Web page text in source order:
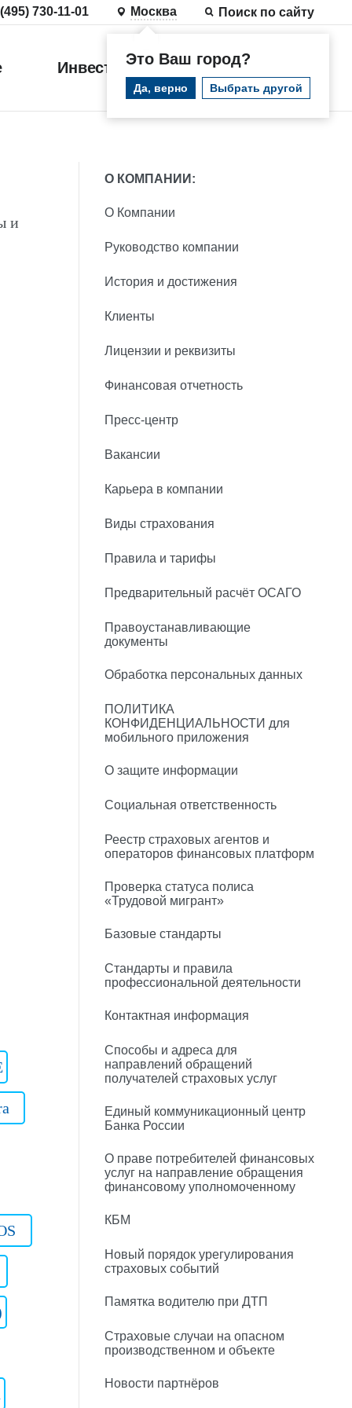
730-11-01 Москва
Это Ваш город?
Да, верно Выбрать другой
Поиск по сайту
Инвестиции
и
О КОМПАНИИ:
О Компании
Руководство компании
История и достижения
Клиенты
Лицензии и реквизиты
Финансовая отчетность
Пресс-центр
Вакансии
Карьера в компании
Виды страхования
Правила и тарифы
Предварительный расчёт ОСАГО
Правоустанавливающие
документы
Обработка персональных данных
ПОЛИТИКА
КОНФИДЕНЦИАЛЬНОСТИ для
мобильного приложения
О защите информации
Социальная ответственность
Реестр страховых агентов и
операторов финансовых платформ
Проверка статуса полиса
«Трудовой мигрант»
Базовые стандарты
Стандарты и правила
профессиональной деятельности
Контактная информация
Способы и адреса для
направлений обращений
получателей страховых услуг
Единый коммуникационный центр
Банка России
О праве потребителей финансовых
услуг на направление обращения
финансовому уполномоченному
КБМ
Новый порядок урегулирования
страховых событий
Памятка водителю при ДТП
Страховые случаи на опасном
производственном и объекте
Новости партнёров